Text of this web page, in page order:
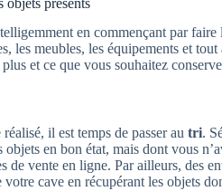
en commençant par
les meubles, les équipements et
et ce que vous souhaitez
il est temps de passer au tri.
objets en bon état, mais dont vous
de vente en ligne. Par ailleurs, des
cave en récupérant les objets